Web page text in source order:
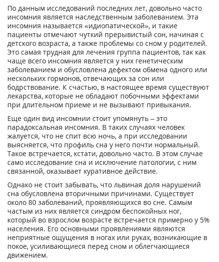
По данным исследований последних лет, довольно часто
инсомния является наследственным заболеванием. Эта
инсомния называется «идиопатической», и такие
пациенты отмечают чуткий прерывистый сон, начиная с
детского возраста, а также проблемы со сном у родителей.
Это самая трудная для лечения группа пациентов, так как
чаще всего инсомния является у них генетическим
заболеванием и обусловлена дефектом обмена одного или
нескольких гормонов, отвечающих за сон или
бодрствование. К счастью, в настоящее время существуют
лекарства, которые не обладают побочными эффектами
при длительном приеме и не вызывают привыкания.
Еще один вид инсомнии стоит упомянуть – это
парадоксальная инсомния. В таких случаях человек
жалуется, что не спит всю ночь, а при исследовании
выясняется, что профиль сна у него почти нормальный.
Такое встречается, кстати, довольно часто. В этом случае
само исследование сна и исключение патологии, с ним
связанной, оказывает куративное действие.
Однако не стоит забывать, что львиная доля нарушений
сна обусловлена вторичными причинами. Существует
около 80 заболеваний, проявляющихся во сне. Самым
частым из них является синдром беспокойных ног,
который во взрослом возрасте встречается примерно у 5%
населения. Его основными проявлениями являются
неприятные ощущения в ногах или руках, возникающие в
покое, усиливающиеся перед сном и облегчающиеся
движением.